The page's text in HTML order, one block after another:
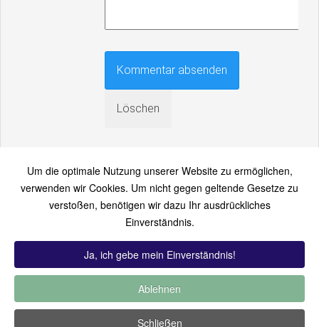
An einen Freund senden
Bitte loggen Sie sich zuerst ein...
-Zuletzt hinzugekommen
Um die optimale Nutzung unserer Website zu ermöglichen,
verwenden wir Cookies. Um nicht gegen geltende Gesetze zu
verstoßen, benötigen wir dazu Ihr ausdrückliches
Einverständnis.
Ja, ich gebe mein Einverständnis!
Ablehnen
Schließen